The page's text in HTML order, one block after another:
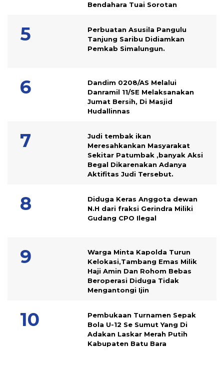
Bendahara Tuai Sorotan
Perbuatan Asusila Pangulu
Tanjung Saribu Didiamkan
Pemkab Simalungun.
Dandim 0208/AS Melalui
Danramil 11/SE Melaksanakan
Jumat Bersih, Di Masjid
Hudallinnas
Judi tembak ikan
Meresahkankan Masyarakat
Sekitar Patumbak ,banyak Aksi
Begal Dikarenakan Adanya
Aktifitas Judi Tersebut.
Diduga Keras Anggota dewan
N.H dari fraksi Gerindra Miliki
Gudang CPO Ilegal
Warga Minta Kapolda Turun
Kelokasi,Tambang Emas Milik
Haji Amin Dan Rohom Bebas
Beroperasi Diduga Tidak
Mengantongi Ijin
Pembukaan Turnamen Sepak
Bola U-12 Se Sumut Yang Di
Adakan Laskar Merah Putih
Kabupaten Batu Bara